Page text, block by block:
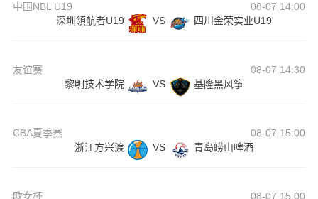
中国NBL U19
08-07 14:00
深圳領航者U19
VS 四川金荣实业U19
友谊赛
08-07 14:30
黎明技术学院
VS 基隆黑风筝
CBA夏季赛
08-07 15:00
浙江方兴渡
VS 青岛崂山啤酒
欧女杯
08-07 15:00